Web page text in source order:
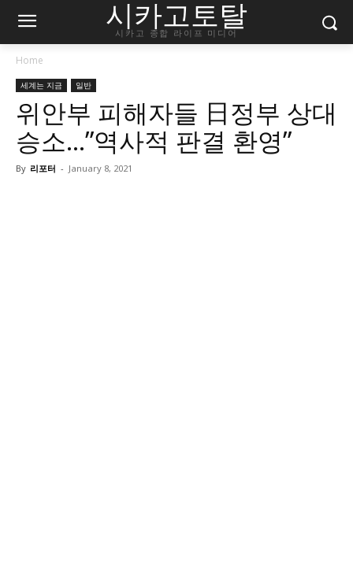
시카고토탈
시카고 종합 라이프 미디어
Home
세계는 지금 일반
위안부 피해자들 日정부 상대
승소…”역사적 판결 환영”
By 리포터 - January 8, 2021